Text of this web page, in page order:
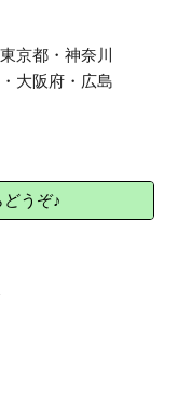
京都・神奈川
大阪府・広島
うぞ♪